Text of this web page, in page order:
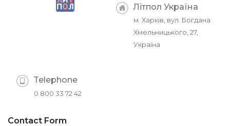
Літпол Україна
м. Харків, вул. Богдана
Хмельницького, 27,
Україна
Telephone
0 800 33 72 42
Contact Form